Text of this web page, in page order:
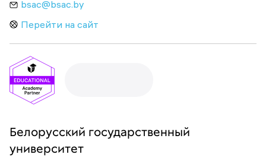
bsac@bsac.by
Перейти на сайт
Белорусский государственный
университет